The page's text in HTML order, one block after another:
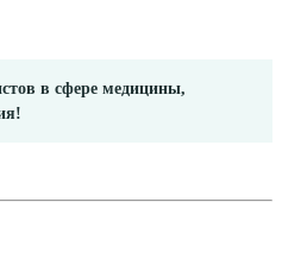
в сфере медицины,